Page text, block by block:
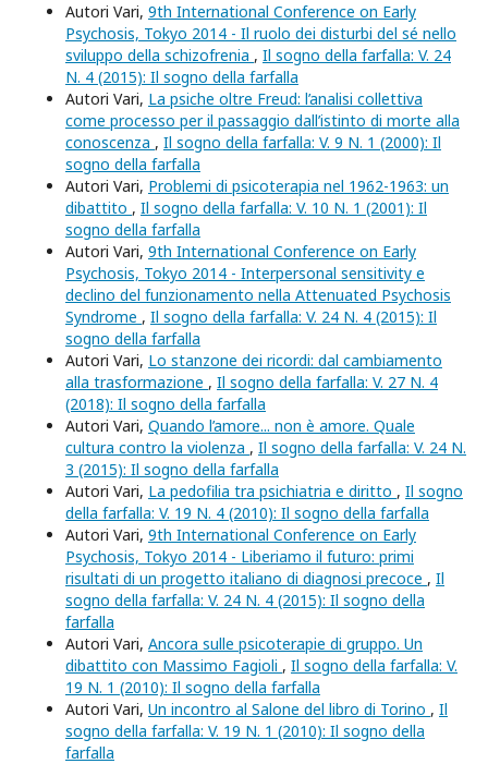
Autori Vari, 9th International Conference on Early
Psychosis, Tokyo 2014 - Il ruolo dei disturbi del sé nello
sviluppo della schizofrenia , Il sogno della farfalla: V. 24
N. 4 (2015): Il sogno della farfalla
Autori Vari, La psiche oltre Freud: l’analisi collettiva
come processo per il passaggio dall’istinto di morte alla
conoscenza , Il sogno della farfalla: V. 9 N. 1 (2000): Il
sogno della farfalla
Autori Vari, Problemi di psicoterapia nel 1962-1963: un
dibattito , Il sogno della farfalla: V. 10 N. 1 (2001): Il
sogno della farfalla
Autori Vari, 9th International Conference on Early
Psychosis, Tokyo 2014 - Interpersonal sensitivity e
declino del funzionamento nella Attenuated Psychosis
Syndrome , Il sogno della farfalla: V. 24 N. 4 (2015): Il
sogno della farfalla
Autori Vari, Lo stanzone dei ricordi: dal cambiamento
alla trasformazione , Il sogno della farfalla: V. 27 N. 4
(2018): Il sogno della farfalla
Autori Vari, Quando l’amore... non è amore. Quale
cultura contro la violenza , Il sogno della farfalla: V. 24 N.
3 (2015): Il sogno della farfalla
Autori Vari, La pedofilia tra psichiatria e diritto , Il sogno
della farfalla: V. 19 N. 4 (2010): Il sogno della farfalla
Autori Vari, 9th International Conference on Early
Psychosis, Tokyo 2014 - Liberiamo il futuro: primi
risultati di un progetto italiano di diagnosi precoce , Il
sogno della farfalla: V. 24 N. 4 (2015): Il sogno della
farfalla
Autori Vari, Ancora sulle psicoterapie di gruppo. Un
dibattito con Massimo Fagioli , Il sogno della farfalla: V.
19 N. 1 (2010): Il sogno della farfalla
Autori Vari, Un incontro al Salone del libro di Torino , Il
sogno della farfalla: V. 19 N. 1 (2010): Il sogno della
farfalla